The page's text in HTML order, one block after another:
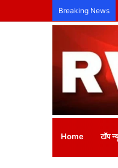
Breaking News
Home टॉप